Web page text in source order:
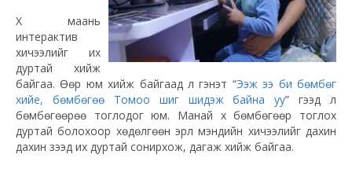
Хүү маань
интерактив
хичээлийг их
дуртай хийж
байгаа. Өөр юм хийж байгаад л гэнэт “Ээж ээ би бөмбөг
хийе, бөмбөгөө Томоо шиг шидэж байна уу” гээд л
бөмбөгөөрөө тоглодог юм. Манай хүү бөмбөгөөр тоглох
дуртай болохоор хөдөлгөөн эрүүл мэндийн хичээлийг дахин
дахин үзээд их дуртай сонирхож, дагаж хийж байгаа.